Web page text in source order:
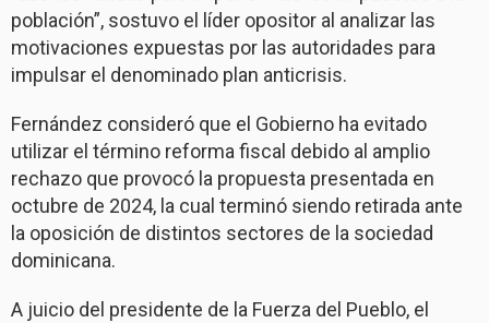
población”, sostuvo el líder opositor al analizar las
motivaciones expuestas por las autoridades para
impulsar el denominado plan anticrisis.
Fernández consideró que el Gobierno ha evitado
utilizar el término reforma fiscal debido al amplio
rechazo que provocó la propuesta presentada en
octubre de 2024, la cual terminó siendo retirada ante
la oposición de distintos sectores de la sociedad
dominicana.
A juicio del presidente de la Fuerza del Pueblo, el